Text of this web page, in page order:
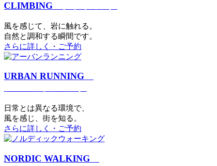
CLIMBING
⾵を感じて、岩に触れる。
⾃然と調和する瞬間です。
さらに詳しく・ご予約
URBAN RUNNING
日常とは異なる環境で、
風を感じ、街を知る。
さらに詳しく・ご予約
NORDIC WALKING